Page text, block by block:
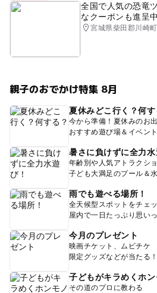
全国で人気の恐竜
なクーポンも進呈
宮城県柴田郡川崎町
親子のおでかけ特集 8月
夏休みどこ行く？何す
今から準備！夏休みのお
おすすめ遊び場＆イベン
暑さに負けずに全力水
年齢別や人気アトラクシ
子ども大満足のプール＆
雨でも遊べる場所！
全天候型スポットをチェ
屋内で一日たっぷり思い
今月のプレゼント
映画チケット、ムビチケ
限定グッズなどが当たる！
子どもがキラめくホ
その道のプロに教わる